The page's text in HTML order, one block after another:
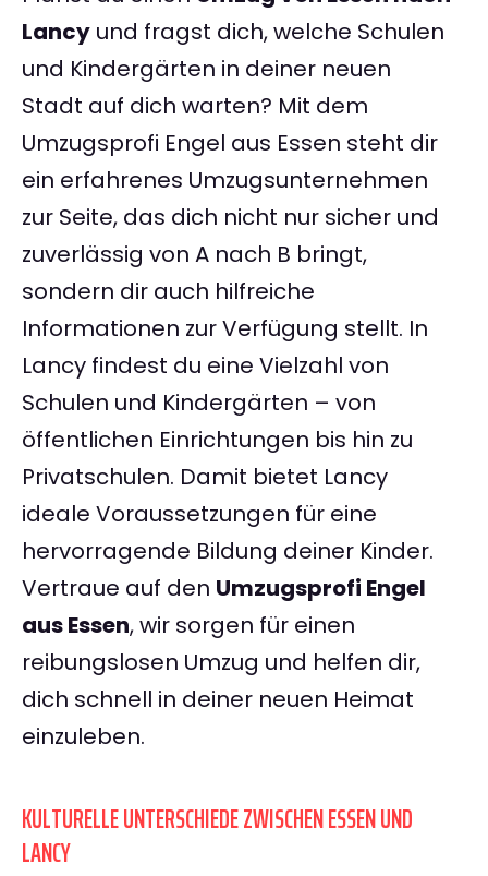
Lancy und fragst dich, welche Schulen
und Kindergärten in deiner neuen
Stadt auf dich warten? Mit dem
Umzugsprofi Engel aus Essen steht dir
ein erfahrenes Umzugsunternehmen
zur Seite, das dich nicht nur sicher und
zuverlässig von A nach B bringt,
sondern dir auch hilfreiche
Informationen zur Verfügung stellt. In
Lancy findest du eine Vielzahl von
Schulen und Kindergärten – von
öffentlichen Einrichtungen bis hin zu
Privatschulen. Damit bietet Lancy
ideale Voraussetzungen für eine
hervorragende Bildung deiner Kinder.
Vertraue auf den Umzugsprofi Engel
aus Essen, wir sorgen für einen
reibungslosen Umzug und helfen dir,
dich schnell in deiner neuen Heimat
einzuleben.
KULTURELLE UNTERSCHIEDE ZWISCHEN ESSEN UND
LANCY